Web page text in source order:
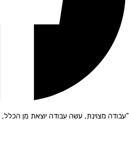
"עבודה מצוינת, עשה עבודה יוצאת מן